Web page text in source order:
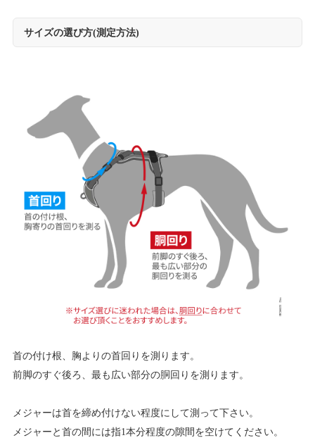
サイズの選び方(測定方法)
首の付け根、胸よりの首回りを測ります。
前脚のすぐ後ろ、最も広い部分の胴回りを測ります。
メジャーは首を締め付けない程度にして測って下さい。
メジャーと首の間には指1本分程度の隙間を空けてください。